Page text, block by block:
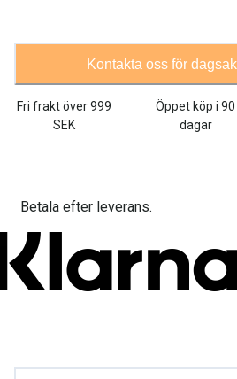
Kontakta oss för
Fri frakt över999
SEK
Öppet köp i 90
dagar
Betala efter leverans.